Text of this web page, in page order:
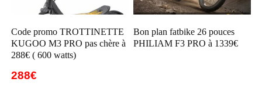
Code promo TROTTINETTE
KUGOO M3 PRO pas chère à
288€ ( 600 watts)
288€
Bon plan fatbike 26 pouces
PHILIAM F3 PRO à 1339€